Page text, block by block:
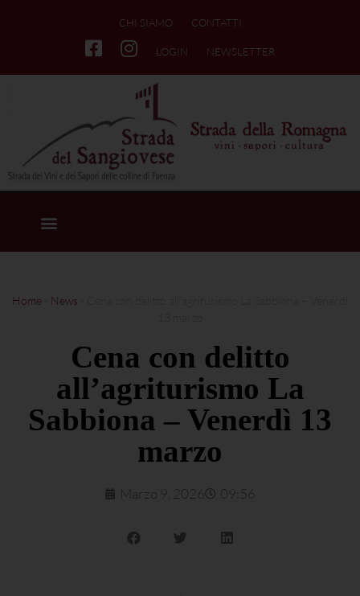
CHI SIAMO CONTATTI
LOGIN NEWSLETTER
Home News
Cena con delitto
all’agriturismo La
Sabbiona – Venerdì 13
marzo
Marzo 9, 2026 09:56